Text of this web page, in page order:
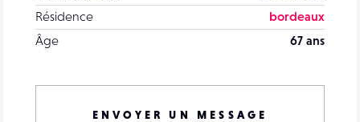
Résidence
bordeaux
Âge
67 ans
ENVOYER UN MESSAGE